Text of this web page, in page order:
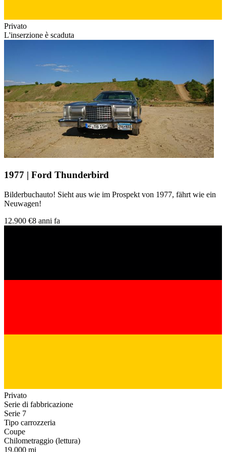
Privato
L'inserzione è scaduta
1977 | Ford Thunderbird
Bilderbuchauto! Sieht aus wie im Prospekt von 1977, fährt wie ein
Neuwagen!
12.900 €8 anni fa
Privato
Serie di fabbricazione
Serie 7
Tipo carrozzeria
Coupe
Chilometraggio (lettura)
19.000 mi